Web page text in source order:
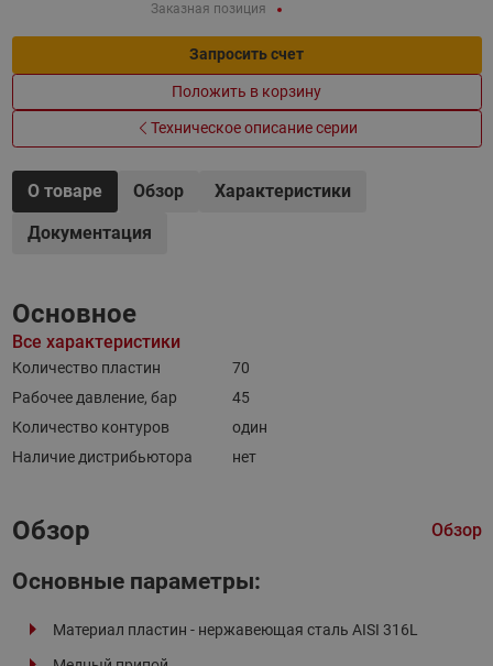
Заказная позиция
Запросить счет
Положить в корзину
Техническое описание серии
О товаре Обзор
Характеристики
Документация
Основное
Все характеристики
Количество пластин
70
Рабочее давление, бар
45
Количество контуров
один
Наличие дистрибьютора
нет
Обзор Обзор
Основные параметры:
Материал пластин - нержавеющая сталь AISI 316L